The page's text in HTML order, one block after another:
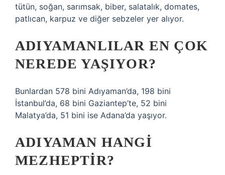
tütün, soğan, sarımsak, biber, salatalık, domates,
patlıcan, karpuz ve diğer sebzeler yer alıyor.
ADIYAMANLILAR EN ÇOK
NEREDE YAŞIYOR?
Bunlardan 578 bini Adıyaman’da, 198 bini
İstanbul’da, 68 bini Gaziantep’te, 52 bini
Malatya’da, 51 bini ise Adana’da yaşıyor.
ADIYAMAN HANGI
MEZHEPTIR?